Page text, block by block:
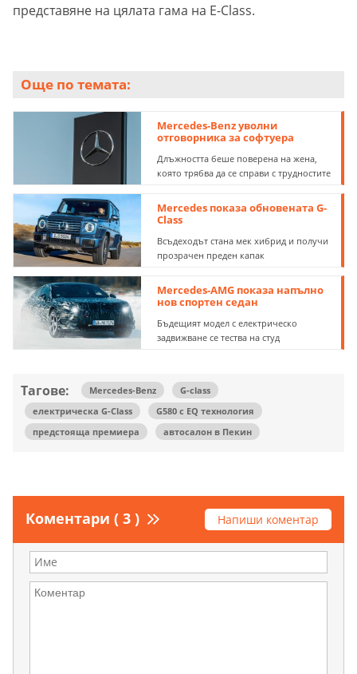
представяне на цялата гама на E-Class.
Още по темата:
Mercedes-Benz уволни
отговорника за софтуера
Длъжността беше поверена на жена,
която трябва да се справи с трудностите
Mercedes показа обновената G-
Class
Всъдеходът стана мек хибрид и получи
прозрачен преден капак
Mercedes-AMG показа напълно
нов спортен седан
Бъдещият модел с електрическо
задвижване се тества на студ
Тагове: Mercedes-Benz
G-class
електрическа G-Class
G580 с EQ технология
предстояща премиера
автосалон в Пекин
Коментари ( 3 ) Напиши коментар